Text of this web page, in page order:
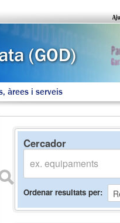
àrees i serveis
Cercador
Ordenar resultats per